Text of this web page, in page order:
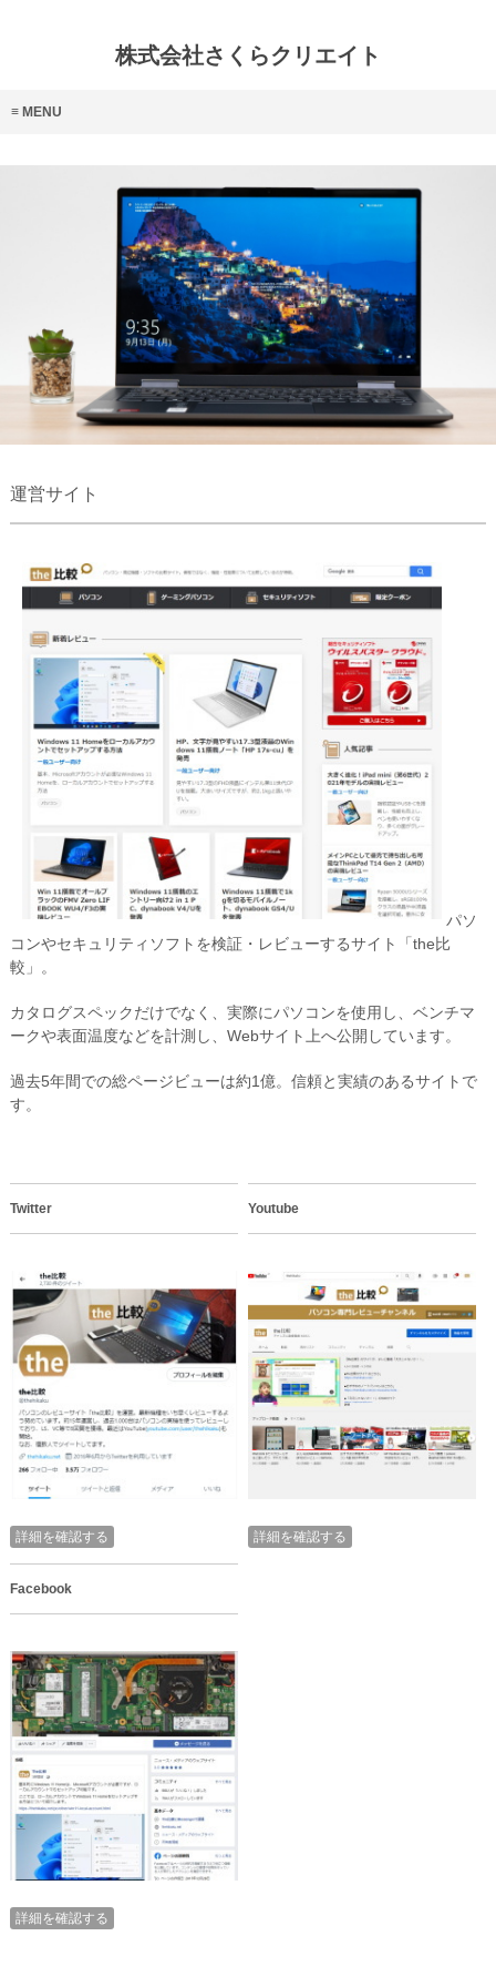
株式会社さくらクリエイト
MENU
運営サイト
パソ
コンやセキュリティソフトを検証・レビューするサイト「the比
較」。
カタログスペックだけでなく、実際にパソコンを使用し、ベンチマ
ークや表面温度などを計測し、Webサイト上へ公開しています。
過去5年間での総ページビューは約1億。信頼と実績のあるサイトで
す。
Twitter
詳細を確認する
Youtube
詳細を確認する
Facebook
詳細を確認する